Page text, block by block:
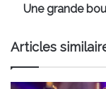
Une grande
Articles